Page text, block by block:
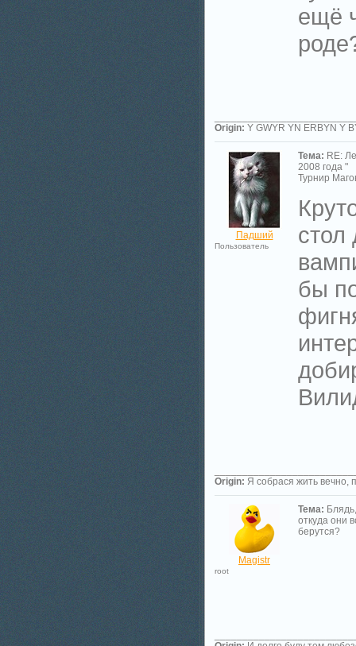
ещё
Origin: Y GWYR YN ERBYN Y
Падший
Пользователь
Тема: RE:
2008 года "
Турнир
стол
бы
Origin: Я собрася жить вечно,
Magistr
root
Тема: Блядь,
откуда они
берутся?